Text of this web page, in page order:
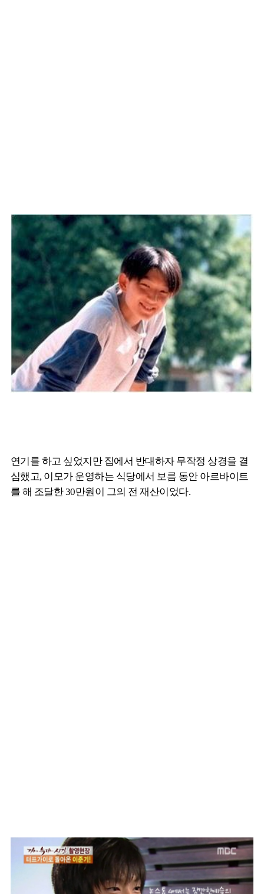
연기를 하고 싶었지만 집에서 반대하자 무작정 상경을 결
심했고, 이모가 운영하는 식당에서 보름 동안 아르바이트
를 해 조달한 30만원이 그의 전 재산이었다.